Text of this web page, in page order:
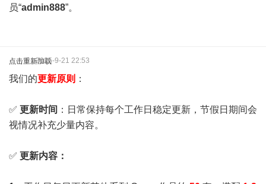
员“admin888”。
点击重新加载2025-9-21 22:53
我们的更新原则 ：
✅ 更新时间 ：日常保持每个工作日稳定更新，节假日期间会
视情况补充少量内容。
✅ 更新内容：